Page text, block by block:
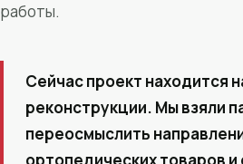
работы.
Сейчас проект находится
реконструкции. Мы взяли
переосмыслить